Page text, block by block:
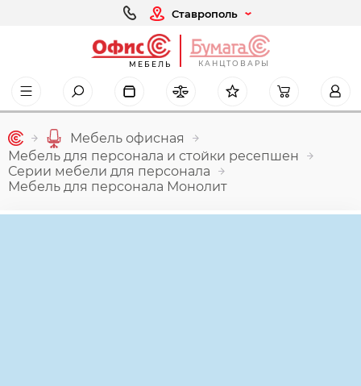
Ставрополь
МЕБЕЛЬ КАНЦТОВАРЫ
Мебель офисная
Мебель для персонала и стойки ресепшен
Серии мебели для персонала
Мебель для персонала Монолит